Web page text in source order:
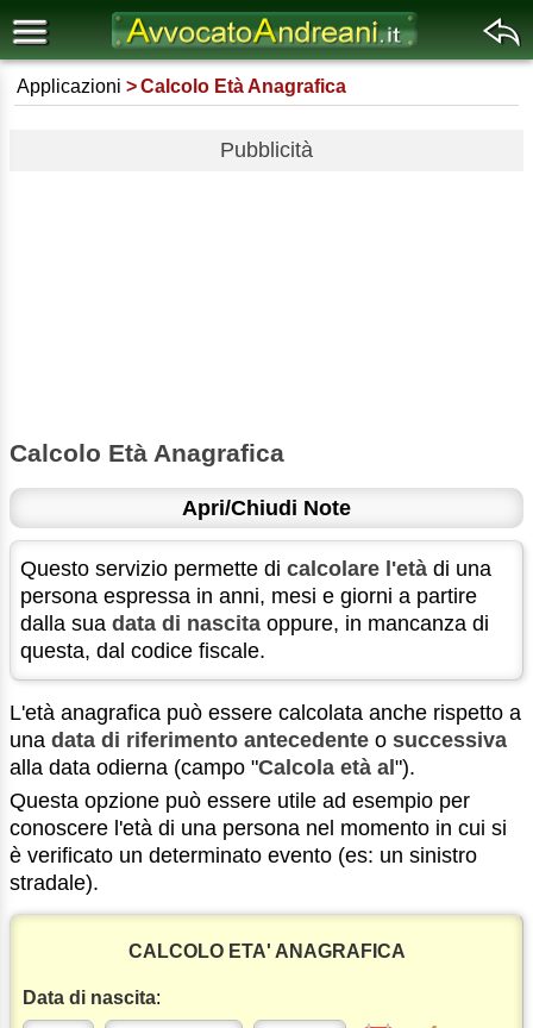
Applicazioni Calcolo Età Anagrafica
Pubblicità
Calcolo Età Anagrafica
Apri/Chiudi Note
Questo servizio permette di calcolare l'età di una
persona espressa in anni, mesi e giorni a partire
dalla sua data di nascita oppure, in mancanza di
questa, dal codice fiscale.
L'età anagrafica può essere calcolata anche rispetto a
una data di riferimento antecedente o successiva
alla data odierna (campo "Calcola età al").
Questa opzione può essere utile ad esempio per
conoscere l'età di una persona nel momento in cui si
è verificato un determinato evento (es: un sinistro
stradale).
CALCOLO ETA' ANAGRAFICA
Data di nascita: